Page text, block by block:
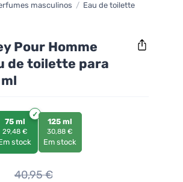
masculinos / Eau de toilette
Pour Homme
de toilette para
75 ml
29,48 €
stock
125 ml
30,88 €
Em stock
40,95€